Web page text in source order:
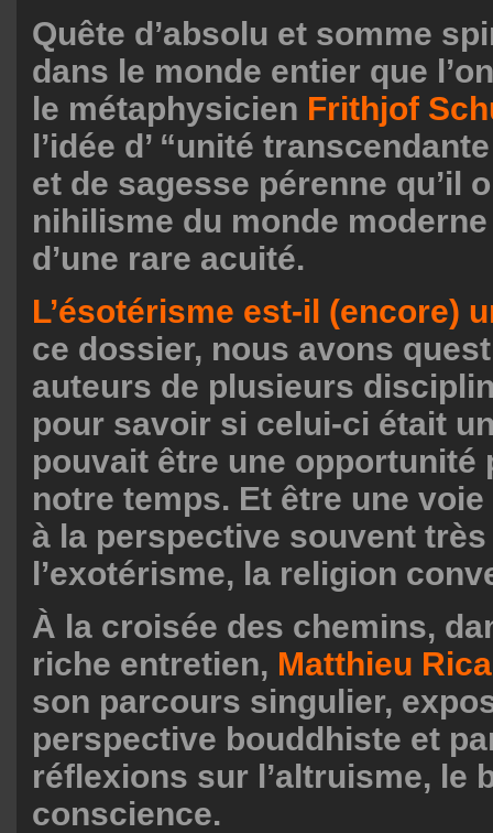
Quête d’absolu et somme
dans le monde entier que
le métaphysicien Frithjof
l’idée d’ “unité
et de sagesse pérenne qu’il
nihilisme du monde
d’une rare acuité.
L’ésotérisme est-il (encore)
ce dossier, nous avons
auteurs de plusieurs
pour savoir si celui-ci était
pouvait être une opportunité
notre temps. Et être une
à la perspective souvent
l’exotérisme, la religion
À la croisée des chemins,
riche entretien, Matthieu
son parcours singulier,
perspective bouddhiste et
réflexions sur l’altruisme, le
conscience.